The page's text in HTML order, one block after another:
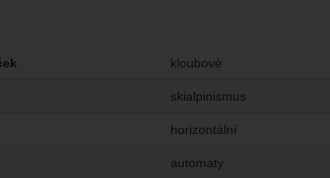
kloubové
skialpinismus
horizontální
automaty